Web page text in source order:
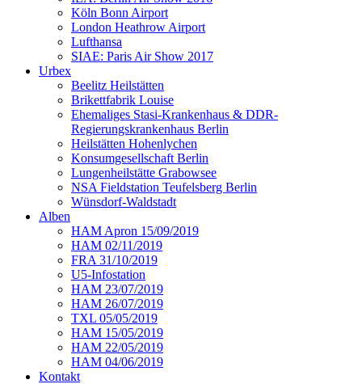
Köln Bonn Airport
London Heathrow Airport
Lufthansa
SIAE: Paris Air Show 2017
Urbex
Beelitz Heilstätten
Brikettfabrik Louise
Ehemaliges Stasi-Krankenhaus & DDR-
Regierungskrankenhaus Berlin
Heilstätten Hohenlychen
Konsumgesellschaft Berlin
Lungenheilstätte Grabowsee
NSA Fieldstation Teufelsberg Berlin
Wünsdorf-Waldstadt
Alben
HAM Apron 15/09/2019
HAM 02/11/2019
FRA 31/10/2019
U5-Infostation
HAM 23/07/2019
HAM 26/07/2019
TXL 05/05/2019
HAM 15/05/2019
HAM 22/05/2019
HAM 04/06/2019
Kontakt